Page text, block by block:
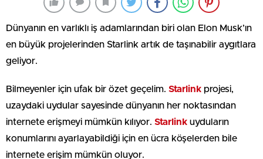
Dünyanın en varlıklı iş adamlarından biri olan Elon Musk’ın
en büyük projelerinden Starlink artık de taşınabilir aygıtlara
geliyor.
Bilmeyenler için ufak bir özet geçelim. Starlink projesi,
uzaydaki uydular sayesinde dünyanın her noktasından
internete erişmeyi mümkün kılıyor. Starlink uyduların
konumlarını ayarlayabildiği için en ücra köşelerden bile
internete erişim mümkün oluyor.